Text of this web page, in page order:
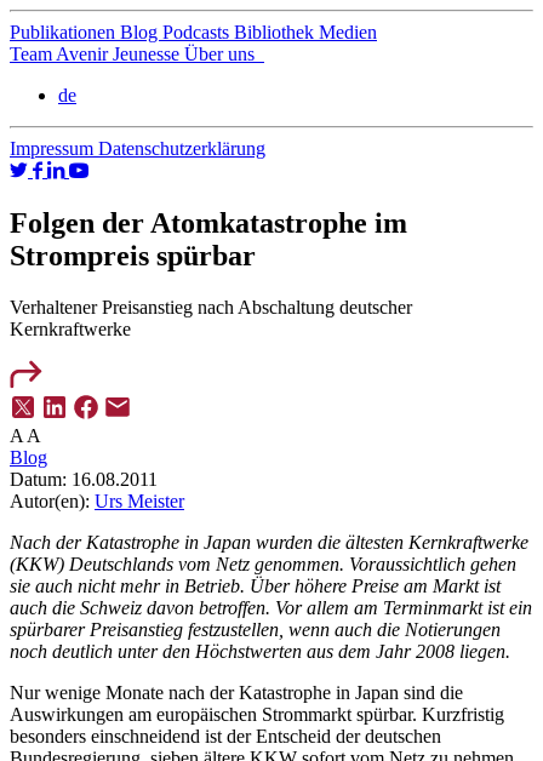
Publikationen Blog Podcasts Bibliothek Medien
Team Avenir Jeunesse Über uns
de
Impressum Datenschutzerklärung
Folgen der Atomkatastrophe im
Strompreis spürbar
Verhaltener Preisanstieg nach Abschaltung deutscher
Kernkraftwerke
A A
Blog
Datum: 16.08.2011
Autor(en): Urs Meister
Nach der Katastrophe in Japan wurden die ältesten Kernkraftwerke
(KKW) Deutschlands vom Netz genommen. Voraussichtlich gehen
sie auch nicht mehr in Betrieb. Über höhere Preise am Markt ist
auch die Schweiz davon betroffen. Vor allem am Terminmarkt ist ein
spürbarer Preisanstieg festzustellen, wenn auch die Notierungen
noch deutlich unter den Höchstwerten aus dem Jahr 2008 liegen.
Nur wenige Monate nach der Katastrophe in Japan sind die
Auswirkungen am europäischen Strommarkt spürbar. Kurzfristig
besonders einschneidend ist der Entscheid der deutschen